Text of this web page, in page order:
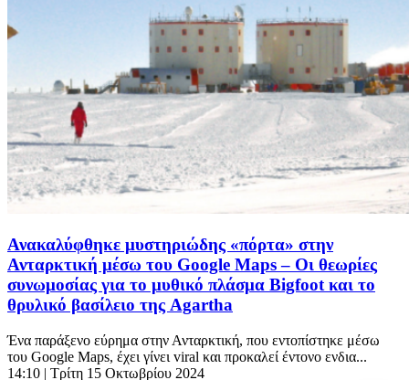
Ανακαλύφθηκε μυστηριώδης «πόρτα» στην
Ανταρκτική μέσω του Google Maps – Οι θεωρίες
συνωμοσίας για το μυθικό πλάσμα Bigfoot και το
θρυλικό βασίλειο της Agartha
Ένα παράξενο εύρημα στην Ανταρκτική, που εντοπίστηκε μέσω
του Google Maps, έχει γίνει viral και προκαλεί έντονο ενδια...
14:10 | Τρίτη 15 Οκτωβρίου 2024